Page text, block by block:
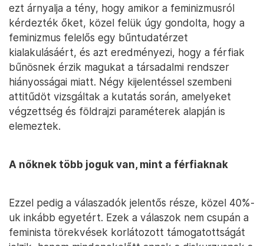
ezt árnyalja a tény, hogy amikor a feminizmusról
kérdezték őket, közel felük úgy gondolta, hogy a
feminizmus felelős egy bűntudatérzet
kialakulásáért, és azt eredményezi, hogy a férfiak
bűnösnek érzik magukat a társadalmi rendszer
hiányosságai miatt. Négy kijelentéssel szembeni
attitűdöt vizsgáltak a kutatás során, amelyeket
végzettség és földrajzi paraméterek alapján is
elemeztek.
A nőknek több joguk van, mint a férfiaknak
Ezzel pedig a válaszadók jelentős része, közel 40%-
uk inkább egyetért. Ezek a válaszok nem csupán a
feminista törekvések korlátozott támogatottságát